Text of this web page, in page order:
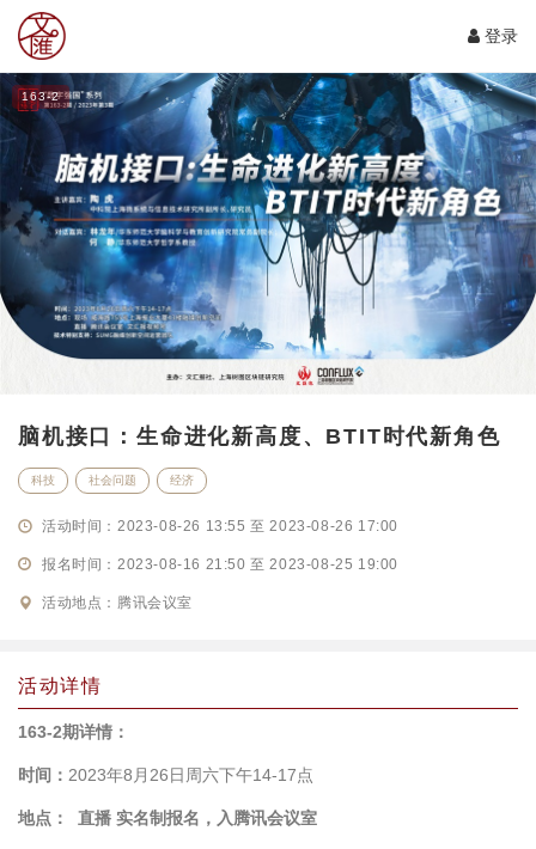
登录
163-2
脑机接口：生命进化新高度、BTIT时代新角色
科技 社会问题 经济
活动时间：2023-08-26 13:55 至 2023-08-26 17:00
报名时间：2023-08-16 21:50 至 2023-08-25 19:00
活动地点：腾讯会议室
活动详情
163-2期详情：
时间： 2023年8 月 26日周六下午14-17点
地点： 直播 实名制报名，入腾讯会议室